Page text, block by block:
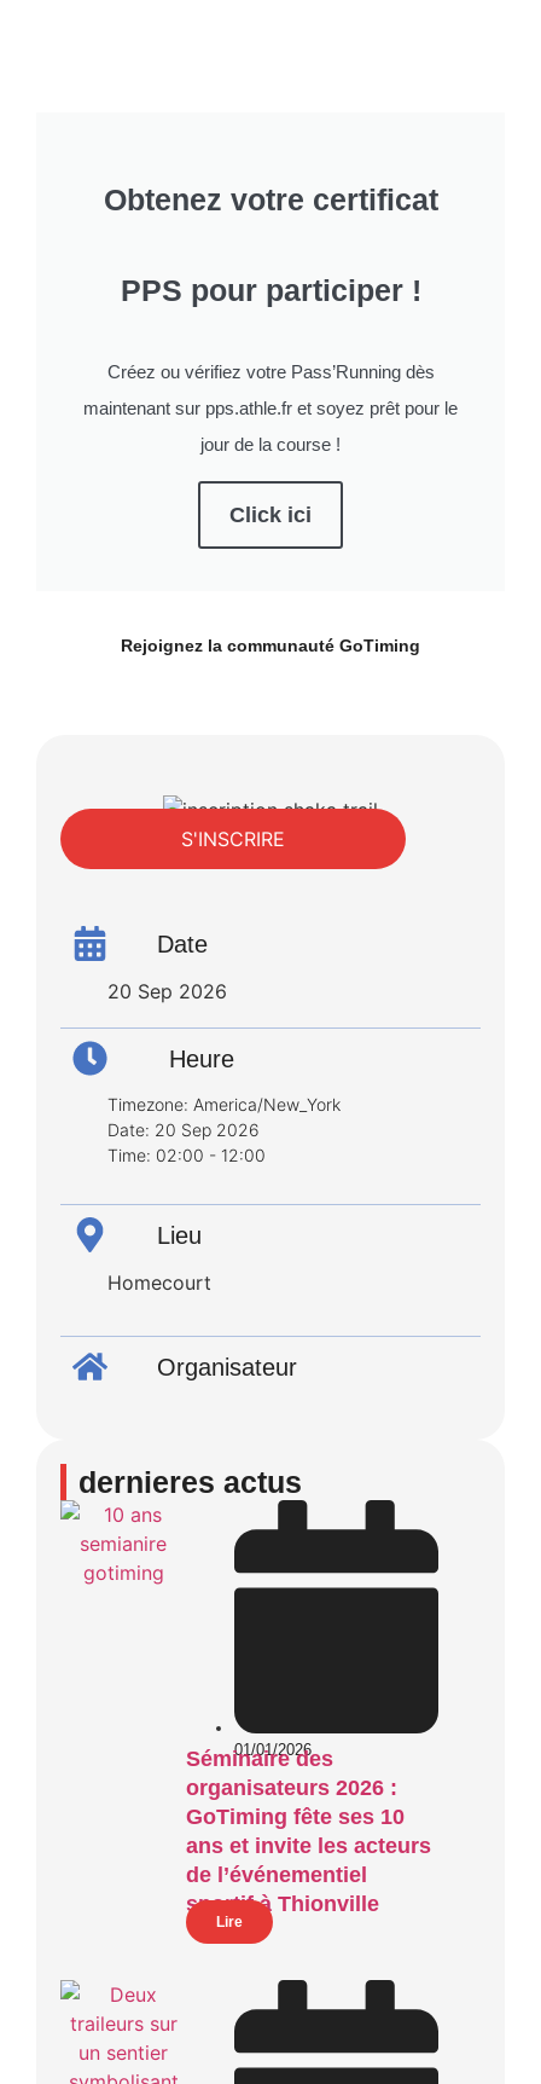
Obtenez votre certificat
PPS pour participer !
Créez ou vérifiez votre Pass’Running dès
maintenant sur pps.athle.fr et soyez prêt pour le
jour de la course !
Click ici
Rejoignez la communauté GoTiming
S'INSCRIRE
Date
20 Sep 2026
Heure
Timezone: America/New_York
Date: 20 Sep 2026
Time: 02:00 - 12:00
Lieu
Homecourt
Organisateur
dernieres actus
01/01/2026
Séminaire des
organisateurs 2026 :
GoTiming fête ses 10
ans et invite les acteurs
de l’événementiel
sportif à Thionville
Lire